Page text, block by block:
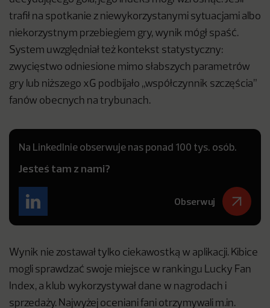
trafił na spotkanie z niewykorzystanymi sytuacjami albo
niekorzystnym przebiegiem gry, wynik mógł spaść.
System uwzględniał też kontekst statystyczny:
zwycięstwo odniesione mimo słabszych parametrów
gry lub niższego xG podbijało „współczynnik szczęścia”
fanów obecnych na trybunach.
Na LinkedInie obserwuje nas ponad 100 tys. osób.
Jesteś tam z nami?
Obserwuj
Wynik nie zostawał tylko ciekawostką w aplikacji. Kibice
mogli sprawdzać swoje miejsce w rankingu Lucky Fan
Index, a klub wykorzystywał dane w nagrodach i
sprzedaży. Najwyżej oceniani fani otrzymywali m.in.